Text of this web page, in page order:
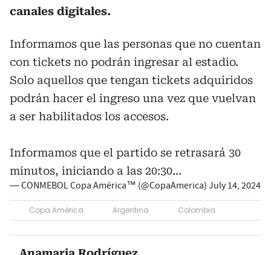
canales digitales.
Informamos que las personas que no cuentan
con tickets no podrán ingresar al estadio.
Solo aquellos que tengan tickets adquiridos
podrán hacer el ingreso una vez que vuelvan
a ser habilitados los accesos.
Informamos que el partido se retrasará 30
minutos, iniciando a las 20:30…
— CONMEBOL Copa América™️ (@CopaAmerica) July 14, 2024
Copa América Argentina Colombia